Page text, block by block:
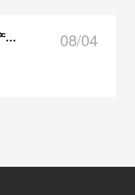
【每日研报20260804】美制造业扩张加速，生产就业同步走强 08/04